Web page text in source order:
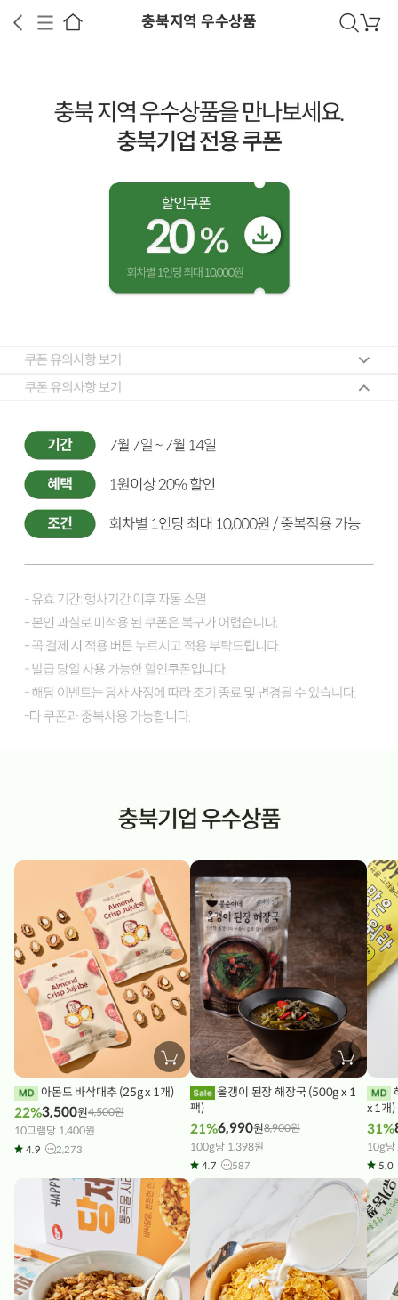
충북지역 우수상품
찬들마루 고객센터
장
바
구
니
아몬드 바삭대추 (25g x 1개)
22%3,500원4,500원
10그램당 1,400원
4.9 2,273
장
바
구
니
올갱이 된장 해장국 (500g x 1
팩)
21%6,990원8,900원
100g당 1,398원
4.7 587
x 1개)
31%
10g당
5.0